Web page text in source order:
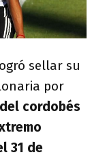
sellar su
por
cordobés
31 de